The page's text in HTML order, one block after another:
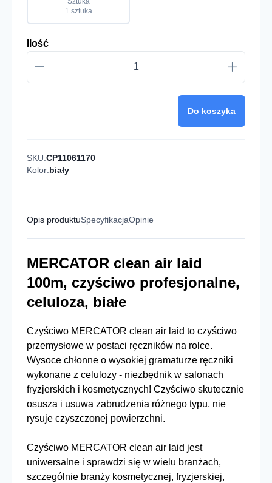
1 sztuka
Ilość
Do koszyka
SKU:CP11061170
Kolor:biały
Opis produktuSpecyfikacjaOpinie
MERCATOR clean air laid
100m, czyściwo profesjonalne,
celuloza, białe
Czyściwo MERCATOR clean air laid to czyściwo
przemysłowe w postaci ręczników na rolce.
Wysoce chłonne o wysokiej gramaturze ręczniki
wykonane z celulozy - niezbędnik w salonach
fryzjerskich i kosmetycznych! Czyściwo skutecznie
osusza i usuwa zabrudzenia różnego typu, nie
rysuje czyszczonej powierzchni.
Czyściwo MERCATOR clean air laid jest
uniwersalne i sprawdzi się w wielu branżach,
szczególnie branży kosmetycznej, fryzjerskiej,